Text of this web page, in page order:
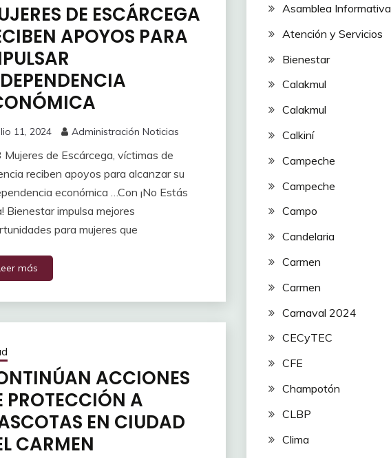
DE ESCÁRCEGA
APOYOS PARA
11, 2024 Administración Noticias
de Escárcega, víctimas de
reciben apoyos para alcanzar su
económica …Con ¡No Estás
Bienestar impulsa mejores
para mujeres que
más
ACCIONES
PROTECCIÓN A
EN CIUDAD
CARMEN
Asamblea Informativa
Atención y Servicios
Bienestar
Calakmul
Calakmul
Calkiní
Campeche
Campeche
Campo
Candelaria
Carmen
Carmen
Carnaval 2024
CECyTEC
CFE
Champotón
CLBP
Clima